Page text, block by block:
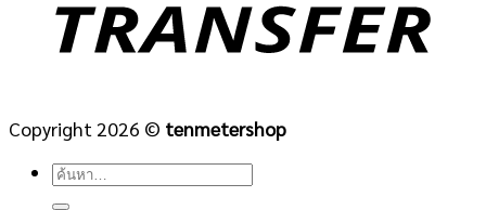
Copyright 2026 © tenmetershop
ค้นหา: